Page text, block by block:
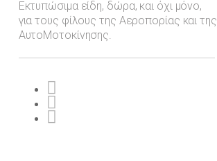
Εκτυπώσιμα είδη, δώρα, και όχι μόνο,
για τους φίλους της Αεροπορίας και της
ΑυτοΜοτοκίνησης.